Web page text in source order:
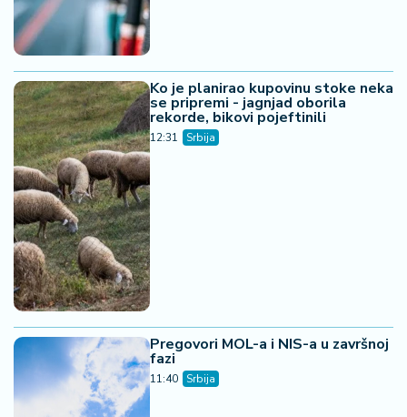
Ko je planirao kupovinu stoke neka
se pripremi - jagnjad oborila
rekorde, bikovi pojeftinili
12:31 Srbija
Pregovori MOL-a i NIS-a u završnoj
fazi
11:40 Srbija